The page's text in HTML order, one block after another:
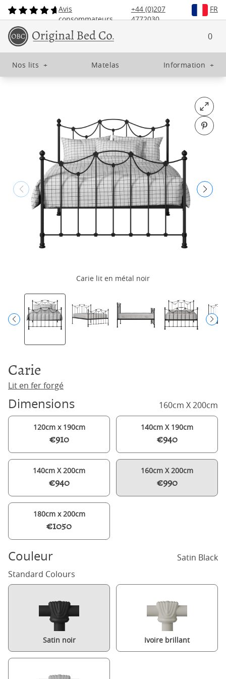
Avis
consommateurs
+44 (0)207
4772030
FR
0
Nos lits + Matelas Information +
Open
Pin
Carie lit en métal noir
Carie
Lit en fer forgé
Dimensions 160cm X 200cm
120cm x 190cm
€910
140cm X 190cm
€940
140cm X 200cm
€940
160cm X 200cm
€990
180cm x 200cm
€1050
Couleur
Satin Black
Standard Colours
Satin noir Ivoire brillant